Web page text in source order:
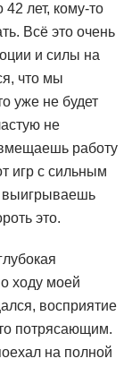
42 лет, кому-то
Всё это очень
и силы на
что мы
уже не будет
не
работу
игр с сильным
выигрываешь
это.
ходу моей
восприятие
потрясающим.
на полной